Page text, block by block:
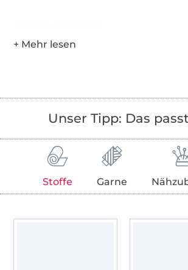
Unser Tipp: Das
Stoffe Garne